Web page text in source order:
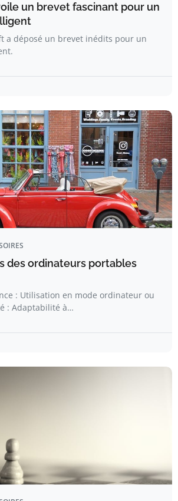
un brevet fascinant pour un
a déposé un brevet inédits pour un
des ordinateurs portables
: Utilisation en mode ordinateur ou
: Adaptabilité à…